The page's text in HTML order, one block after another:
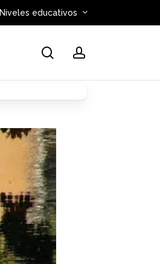
Niveles educativos
searchaccount